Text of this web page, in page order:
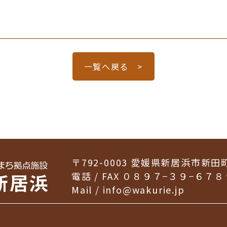
一覧へ戻る >
〒792-0003 愛媛県新居浜市新田
電話 / FAX ０８９７−３９−６７８
Mail / info@wakurie.jp